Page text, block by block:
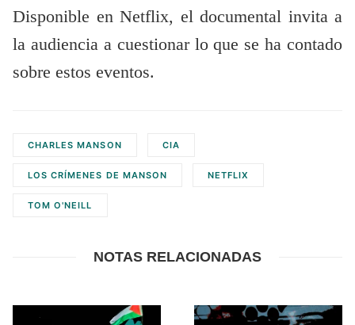
Disponible en Netflix, el documental invita a
la audiencia a cuestionar lo que se ha contado
sobre estos eventos.
CHARLES MANSON CIA
LOS CRÍMENES DE MANSON NETFLIX
TOM O'NEILL
NOTAS RELACIONADAS